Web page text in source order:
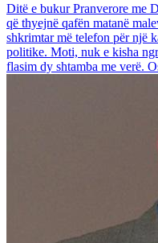
Ditë e bukur Pranverore me
që thyejnë qafën matanë
shkrimtar më telefon për një
politike. Moti, nuk e kisha
flasim dy shtamba me verë.